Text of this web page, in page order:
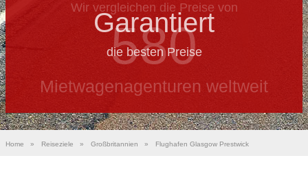
Wir vergleichen die Preise von
580
Mietwagenagenturen weltweit
Garantiert
die besten Preise
Home » Reiseziele » Großbritannien » Flughafen Glasgow Prestwick